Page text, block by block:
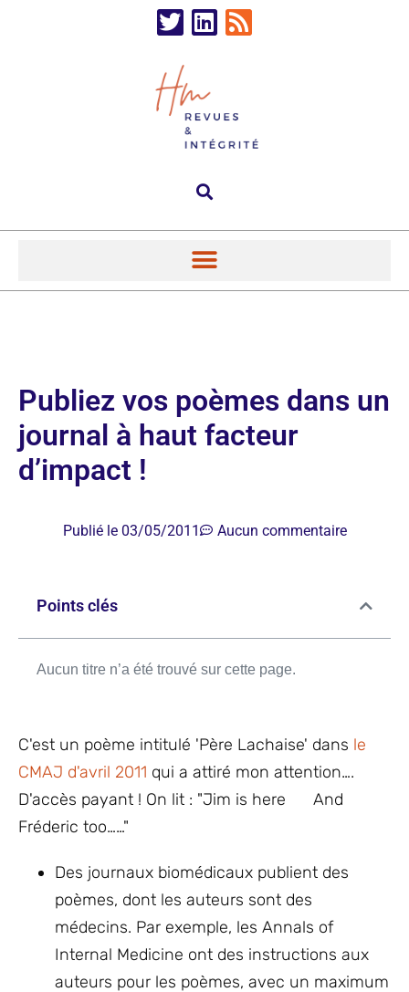
Publiez vos poèmes dans un
journal à haut facteur
d’impact !
Publié le 03/05/2011 Aucun commentaire
Points clés
Aucun titre n’a été trouvé sur cette page.
C'est un poème intitulé 'Père Lachaise' dans le
CMAJ d'avril 2011 qui a attiré mon attention….
D'accès payant ! On lit : "Jim is here And
Fréderic too……"
Des journaux biomédicaux publient des
poèmes, dont les auteurs sont des
médecins. Par exemple, les Annals of
Internal Medicine ont des instructions aux
auteurs pour les poèmes, avec un maximum